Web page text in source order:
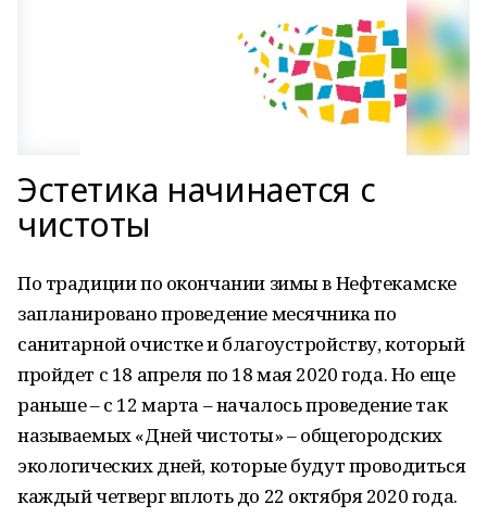
Эстетика начинается с
чистоты
По традиции по окончании зимы в Нефтекамске
запланировано проведение месячника по
санитарной очистке и благоустройству, который
пройдет с 18 апреля по 18 мая 2020 года. Но еще
раньше – с 12 марта – началось проведение так
называемых «Дней чистоты» – общегородских
экологических дней, которые будут проводиться
каждый четверг вплоть до 22 октября 2020 года.